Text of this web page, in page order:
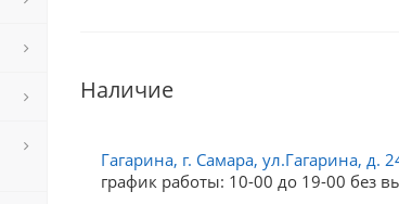
Наличие
Гагарина, г. Самара, ул.Гагарина, д.
график работы: 10-00 до 19-00 без